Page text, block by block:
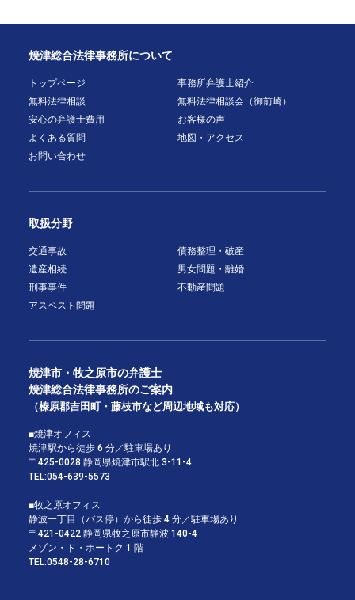
焼津総合法律事務所について
トップページ
事務所弁護士紹介
無料法律相談
無料法律相談会（御前崎）
安心の弁護士費用
お客様の声
よくある質問
地図・アクセス
お問い合わせ
取扱分野
交通事故
債務整理・破産
遺産相続
男女問題・離婚
刑事事件
不動産問題
アスベスト問題
焼津市・牧之原市の弁護士
焼津総合法律事務所のご案内
（榛原郡吉田町・藤枝市など周辺地域も対応）
■焼津オフィス
焼津駅から徒歩 6 分／駐車場あり
〒425-0028 静岡県焼津市駅北 3-11-4
TEL:054-639-5573
■牧之原オフィス
静波一丁目（バス停）から徒歩 4 分／駐車場あり
〒421-0422 静岡県牧之原市静波 140-4
メゾン・ド・ホートク 1 階
TEL:0548-28-6710